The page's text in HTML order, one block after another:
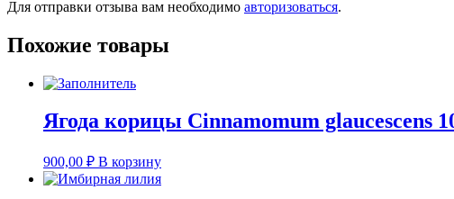
Для отправки отзыва вам необходимо авторизоваться.
Похожие товары
Ягода корицы Cinnamomum glaucescens
900,00 ₽ В корзину